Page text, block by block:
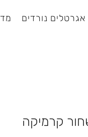
אגרטלים נורדים
קרמיקה